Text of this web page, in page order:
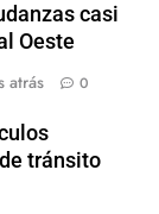
casi
Oeste
atrás 0
tránsito